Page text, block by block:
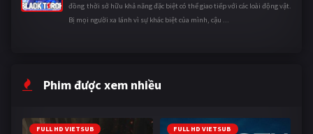
đồng thời sở hữu khả năng đặc biệt có thể giao tiếp với các loài động vật.
Bị mọi người xa lánh vì sự khác biệt của mình, cậu ...
Phim được xem nhiều
FULL HD VIETSUB FULL HD VIETSUB